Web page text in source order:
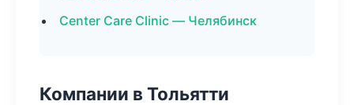
Center Care Clinic — Челябинск
Компании в Тольятти